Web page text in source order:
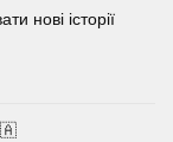
нові історії